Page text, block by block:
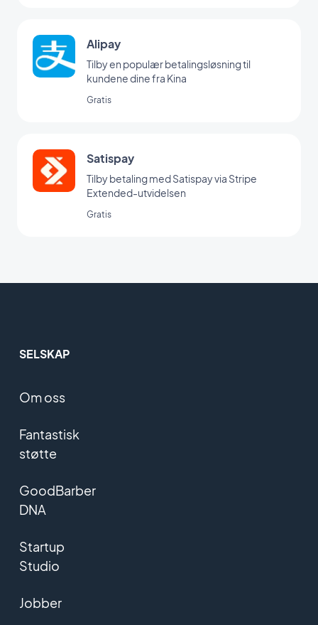
Alipay
Tilby en populær betalingsløsning til
kundene dine fra Kina
Gratis
Satispay
Tilby betaling med Satispay via Stripe
Extended-utvidelsen
Gratis
SELSKAP
Om oss
Fantastisk
støtte
GoodBarber
DNA
Startup
Studio
Jobber